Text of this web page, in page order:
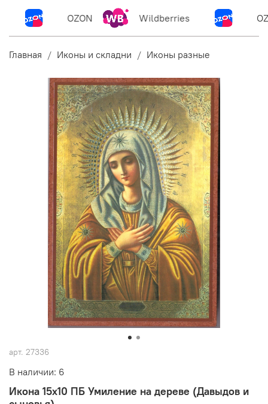
OZON Wildberries
Главная Иконы и складни Иконы разные
арт. 27336
В наличии: 6
Икона 15х10 ПБ Умиление на дереве (Давыдов и